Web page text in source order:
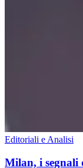
Editoriali e Analisi
Milan, i segnali